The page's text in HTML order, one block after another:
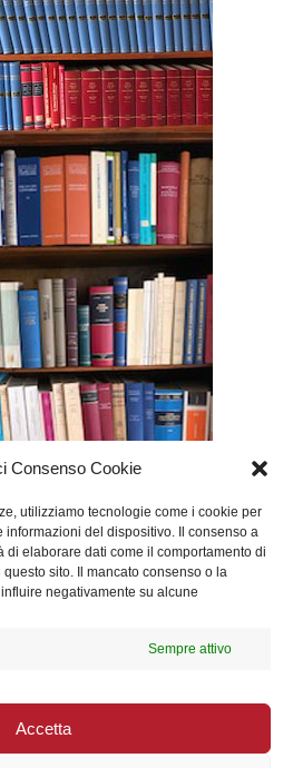
Consenso Cookie
utilizziamo tecnologie come i cookie per
informazioni del dispositivo. Il consenso a
di elaborare dati come il comportamento di
sito. Il mancato consenso o la
negativamente su alcune
Sempre attivo
Accetta
Studio Legale Mazza All
|
01544400789